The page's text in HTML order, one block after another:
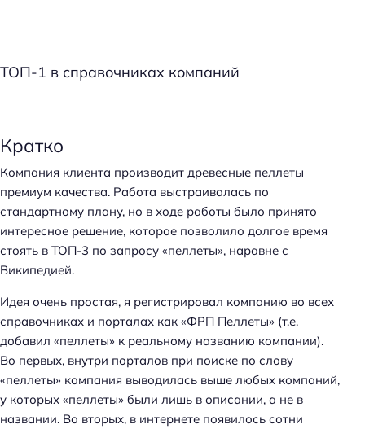
ТОП-1 в справочниках компаний
Кратко
Компания клиента производит древесные пеллеты
премиум качества. Работа выстраивалась по
стандартному плану, но в ходе работы было принято
интересное решение, которое позволило долгое время
стоять в ТОП-3 по запросу «пеллеты», наравне с
Википедией.
Идея очень простая, я регистрировал компанию во всех
справочниках и порталах как «ФРП Пеллеты» (т.е.
добавил «пеллеты» к реальному названию компании).
Во первых, внутри порталов при поиске по слову
«пеллеты» компания выводилась выше любых компаний,
у которых «пеллеты» были лишь в описании, а не в
названии. Во вторых, в интернете появилось сотни